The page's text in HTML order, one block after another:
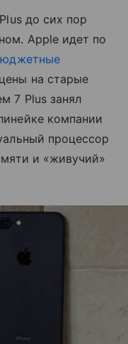
до сих пор
Apple идет по
на старые
7 Plus занял
компании
процессор
и «живучий»